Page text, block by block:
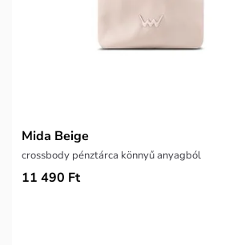
Mida Beige
crossbody pénztárca könnyű anyagból
11 490 Ft